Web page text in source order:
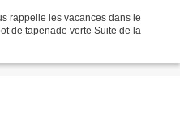
rappelle les vacances dans le
de tapenade verte Suite de la